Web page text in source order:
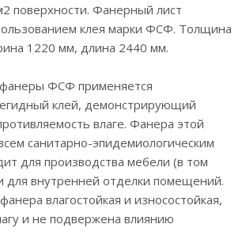
поверхности. Фанерный лист
клея марки ФСФ. Толщина
1220 мм, длина 2440 мм.
ФСФ применяется
клей, демонстрирующий
влаге. Фанера этой
санитарно-эпидемиологическим
для производства мебели (в том
для внутренней отделки помещений.
влагостойкая и износостойкая,
и не подвержена влиянию